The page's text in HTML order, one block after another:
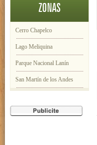
ZONAS
Cerro Chapelco
Lago Meliquina
Parque Nacional Lanín
San Martín de los Andes